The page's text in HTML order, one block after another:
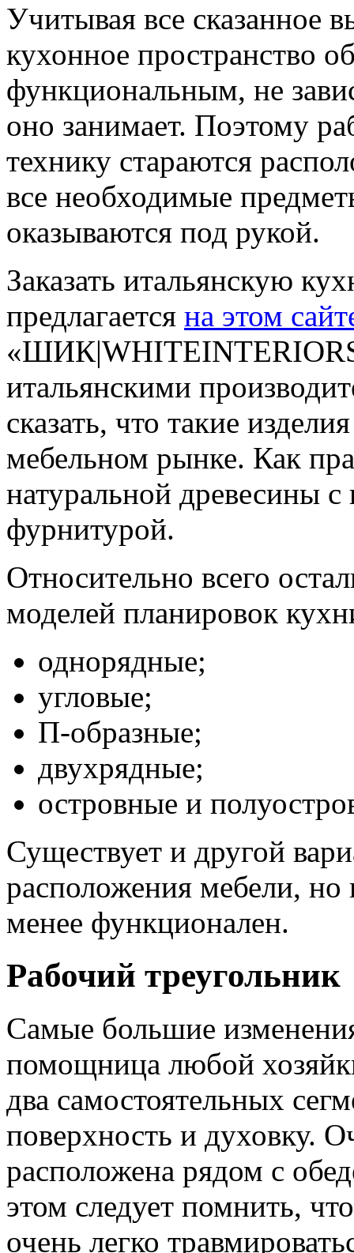
Учитывая все сказанное
кухонное пространство
функциональным, не
оно занимает. Поэтому
технику стараются
все необходимые
оказываются под рукой.
Заказать итальянскую
предлагается на этом
итальянскими
сказать, что такие
мебельном рынке. Как
натуральной древесины с
фурнитурой.
Относительно всего
моделей планировок
однорядные;
угловые;
П-образные;
двухрядные;
островные и
Существует и другой
расположения мебели, но
менее функционален.
Рабочий треугольник
Самые большие
помощница любой
два самостоятельных
поверхность и духовку.
расположена рядом с
этом следует помнить,
очень легко